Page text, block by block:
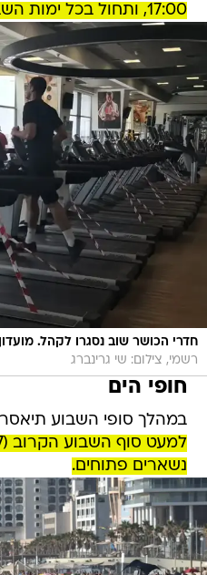
17:00, ותחול בכל ימות השבוע.
חדרי הכושר שוב נסגרו לקהל.
רשמי, צילום: שי גרינברג
חופי הים
במהלך סופי השבוע
נשארים פתוחים.